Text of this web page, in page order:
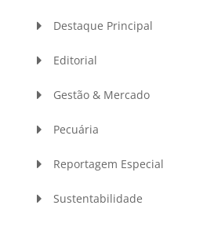
Destaque Principal
Editorial
Gestão & Mercado
Pecuária
Reportagem Especial
Sustentabilidade